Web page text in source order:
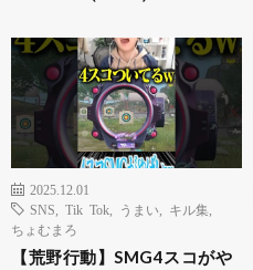
2025.12.01
SNS
Tik Tok うまい キル集
ちょむまろ
【荒野行動】SMG4スコがや